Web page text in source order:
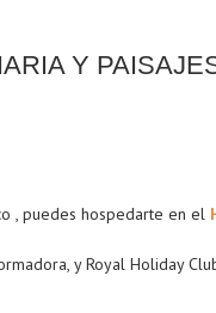
Y
, puedes hospedarte en el
y Royal Holiday